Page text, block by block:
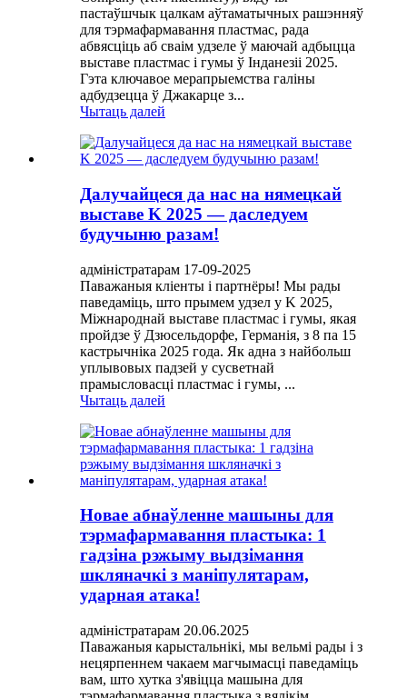
пастаўшчык цалкам аўтаматычных рашэнняў
для тэрмафармавання пластмас, рада
абвясціць аб сваім удзеле ў маючай адбыцца
выставе пластмас і гумы ў Інданезіі 2025.
Гэта ключавое мерапрыемства галіны
адбудзецца ў Джакарце з...
Чытаць далей
Далучайцеся да нас на нямецкай
выставе K 2025 — даследуем
будучыню разам!
адміністратарам 17-09-2025
Паважаныя кліенты і партнёры! Мы рады
паведаміць, што прымем удзел у K 2025,
Міжнароднай выставе пластмас і гумы, якая
пройдзе ў Дзюсельдорфе, Германія, з 8 па 15
кастрычніка 2025 года. Як адна з найбольш
уплывовых падзей у сусветнай
прамысловасці пластмас і гумы, ...
Чытаць далей
Новае абнаўленне машыны для
тэрмафармавання пластыка: 1
гадзіна рэжыму выдзімання
шкляначкі з маніпулятарам,
ударная атака!
адміністратарам 20.06.2025
Паважаныя карыстальнікі, мы вельмі рады і з
нецярпеннем чакаем магчымасці паведаміць
вам, што хутка з'явіцца машына для